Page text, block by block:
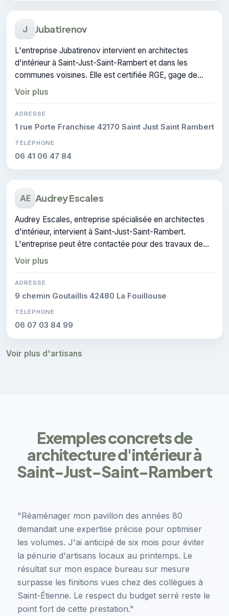
J Jubatirenov
L'entreprise Jubatirenov intervient en architectes
d'intérieur à Saint-Just-Saint-Rambert et dans les
communes voisines. Elle est certifiée RGE, gage de
conformité sur les interventions réalisées.
Voir plus
ADRESSE
1 rue Porte Franchise 42170 Saint Just Saint Rambert
TÉLÉPHONE
06 41 06 47 84
AE Audrey Escales
Audrey Escales, entreprise spécialisée en architectes
d'intérieur, intervient à Saint-Just-Saint-Rambert.
L'entreprise peut être contactée pour des travaux de
architecture d'intérieur.
Voir plus
ADRESSE
9 chemin Goutaillis 42480 La Fouillouse
TÉLÉPHONE
06 07 03 84 99
Voir plus d'artisans
Exemples concrets de
architecture d'intérieur à
Saint-Just-Saint-Rambert
"Réaménager mon pavillon des années 80
demandait une expertise précise pour optimiser
les volumes. J'ai anticipé de six mois pour éviter
la pénurie d'artisans locaux au printemps. Le
résultat sur mon espace bureau sur mesure
surpasse les finitions vues chez des collègues à
Saint-Étienne. Le respect du budget serré reste le
point fort de cette prestation."